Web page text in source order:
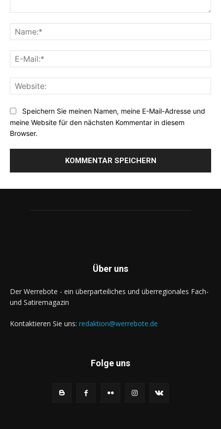
Speichern Sie meinen Namen, meine E-Mail-Adresse und
meine Website für den nächsten Kommentar in diesem
Browser.
Über uns
Der Werrebote - ein überparteiliches und überregionales Fach-
und Satiremagazin
Kontaktieren Sie uns: redaktion@werrebote.de
Folge uns